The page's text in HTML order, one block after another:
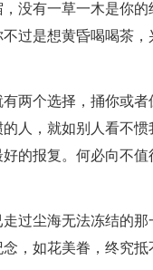
没有一草一木是你
过是想黄昏喝喝茶
两个选择，捅你或者
人，就如别人看不惯
的报复。何必向不
过尘海无法冻结的
如花美眷，终究抵